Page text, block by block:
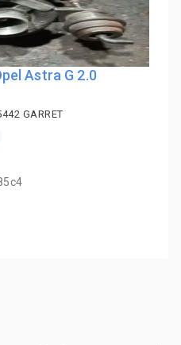
Astra G 2.0
GARRET